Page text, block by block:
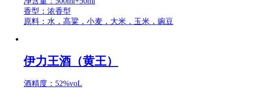
香型：浓香型
原料：水，高粱，小麦，大米，玉米，豌豆
伊力王酒（黄王）
酒精度：52%voL